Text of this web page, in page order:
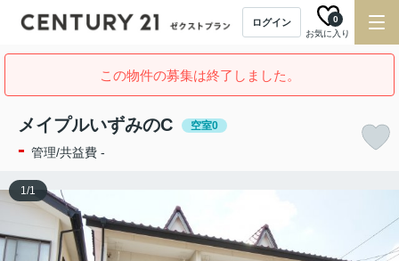
ログイン
お気に入り
0
この物件の募集は終了しました。
メイプルいずみのC 空室0
- 管理/共益費 -
1/1